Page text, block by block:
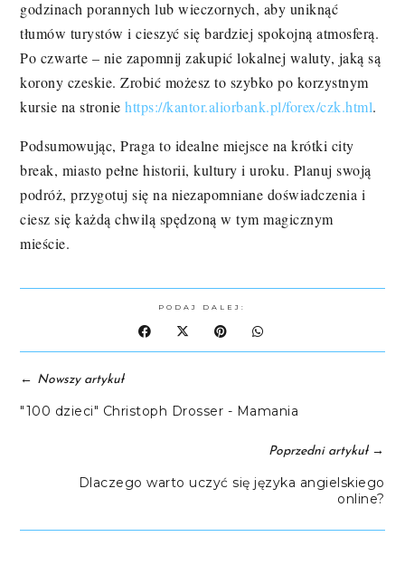
godzinach porannych lub wieczornych, aby uniknąć
tłumów turystów i cieszyć się bardziej spokojną atmosferą.
Po czwarte – nie zapomnij zakupić lokalnej waluty, jaką są
korony czeskie. Zrobić możesz to szybko po korzystnym
kursie na stroniehttps://kantor.aliorbank.pl/forex/czk.html.
Podsumowując, Praga to idealne miejsce na krótki city
break, miasto pełne historii, kultury i uroku. Planuj swoją
podróż, przygotuj się na niezapomniane doświadczenia i
ciesz się każdą chwilą spędzoną w tym magicznym
mieście.
PODAJ DALEJ:
← Nowszy artykuł
"100 dzieci" Christoph Drosser - Mamania
Poprzedni artykuł→
Dlaczego warto uczyć się języka angielskiego
online?